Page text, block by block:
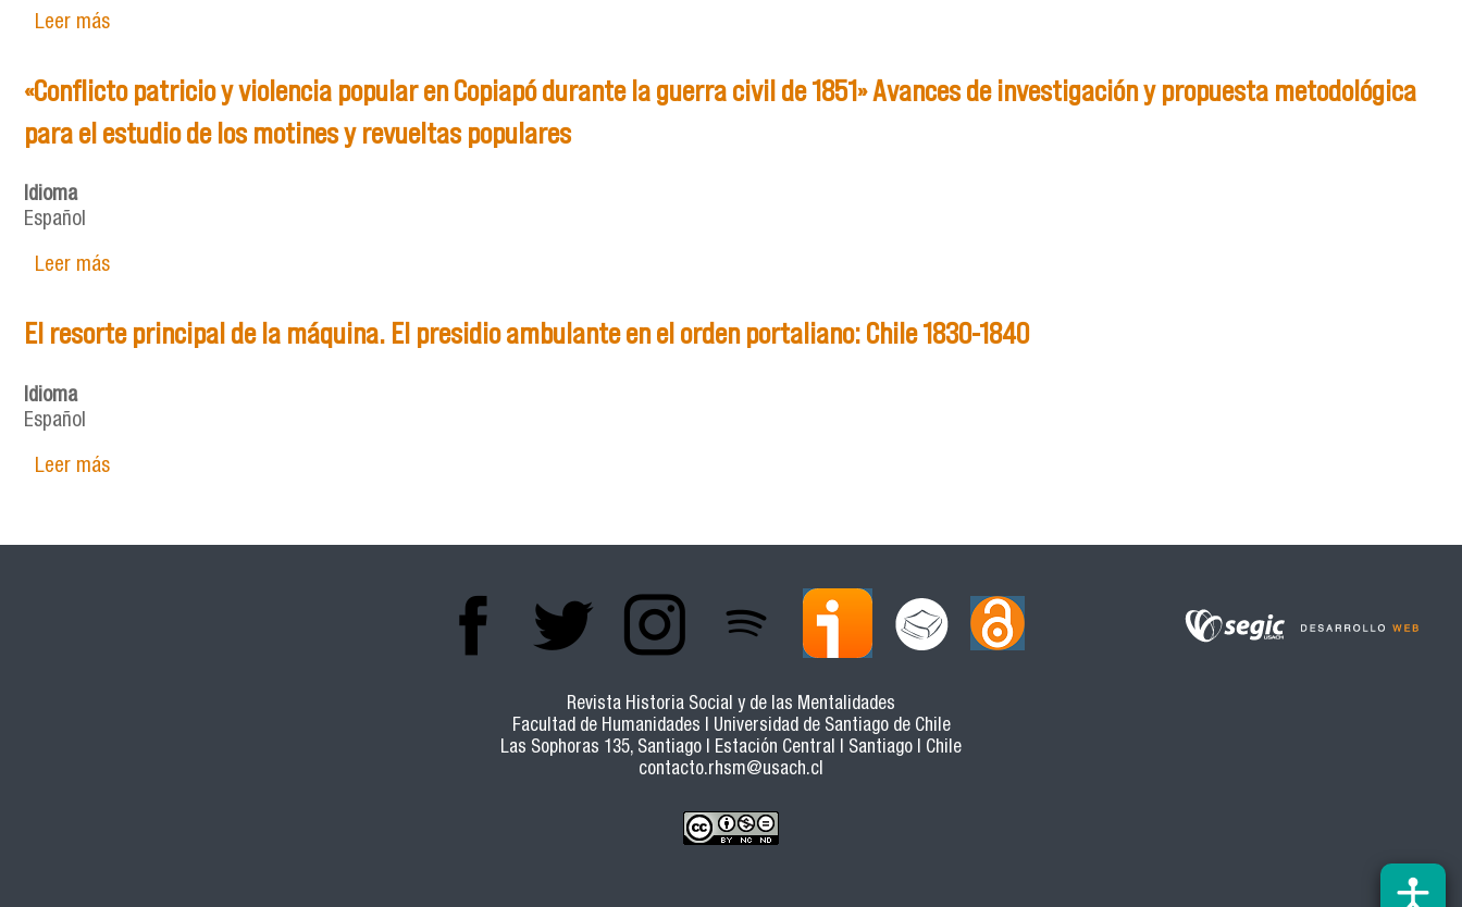
Leer mássobre Presentación
«Conflicto patricio y violencia popular en Copiapó durante la guerra civil de 1851» Avances de investigación y propuesta metodológica
para el estudio de los motines y revueltas populares
Idioma
Español
Leer mássobre «Conflicto patricio y violencia popular en Copiapó durante la guerra civil de 1851» Avances de investigación y propuesta metodológica para el estudio de los
El resorte principal de la máquina. El presidio ambulante en el orden portaliano: Chile 1830-1840
Idioma
Español
Leer mássobre El resorte principal de la máquina. El presidio ambulante en el orden portaliano: Chile 1830-1840
Revista Historia Social y de las Mentalidades
Facultad de Humanidades | Universidad de Santiago de Chile
Las Sophoras 135, Santiago | Estación Central | Santiago | Chile
contacto.rhsm@usach.cl